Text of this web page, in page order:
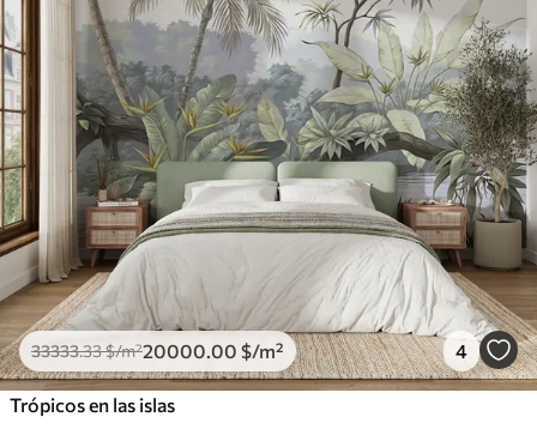
33333.33$/m²20000 .00 $/m² 4
Trópicos en las islas